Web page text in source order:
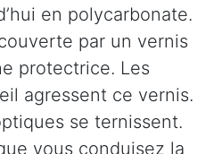
en polycarbonate.
par un vernis
protectrice. Les
agressent ce vernis.
se ternissent.
vous conduisez la